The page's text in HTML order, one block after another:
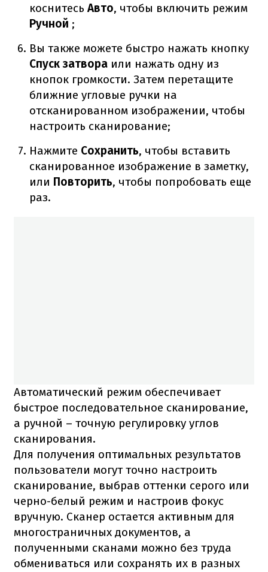
коснитесь Авто, чтобы включить режим
Ручной ;
Вы также можете быстро нажать кнопку
Спуск затвора или нажать одну из
кнопок громкости. Затем перетащите
ближние угловые ручки на
отсканированном изображении, чтобы
настроить сканирование;
Нажмите Сохранить, чтобы вставить
сканированное изображение в заметку,
или Повторить, чтобы попробовать еще
раз.
Автоматический режим обеспечивает
быстрое последовательное сканирование,
а ручной – точную регулировку углов
сканирования.
Для получения оптимальных результатов
пользователи могут точно настроить
сканирование, выбрав оттенки серого или
черно-белый режим и настроив фокус
вручную. Сканер остается активным для
многостраничных документов, а
полученными сканами можно без труда
обмениваться или сохранять их в разных